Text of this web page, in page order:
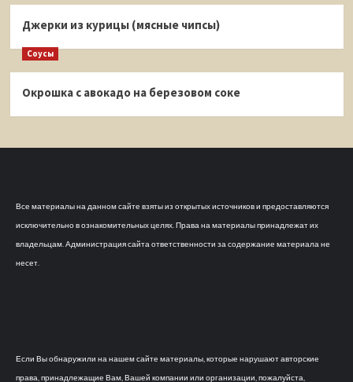
Джерки из курицы (мясные чипсы)
Соусы
Окрошка с авокадо на березовом соке
Все материалы на данном сайте взяты из открытых источников и предоставляются
исключительно в ознакомительных целях. Права на материалы принадлежат их
владельцам. Администрация сайта ответственности за содержание материала не
несет.
Если Вы обнаружили на нашем сайте материалы, которые нарушают авторские
права, принадлежащие Вам, Вашей компании или организации, пожалуйста,